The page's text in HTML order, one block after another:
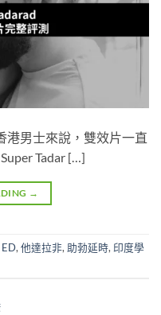
港男士來說，雙效片一直
Tadar […]
→
ED,他達拉非,助勃延時,印度學